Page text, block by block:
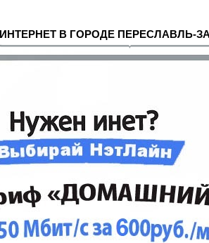
ИНТЕРНЕТ В ГОРОДЕ ПЕРЕСЛАВЛЬ-